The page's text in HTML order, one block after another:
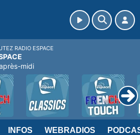
INFOS WEBRADIOS
RADIO ESPACE
midi